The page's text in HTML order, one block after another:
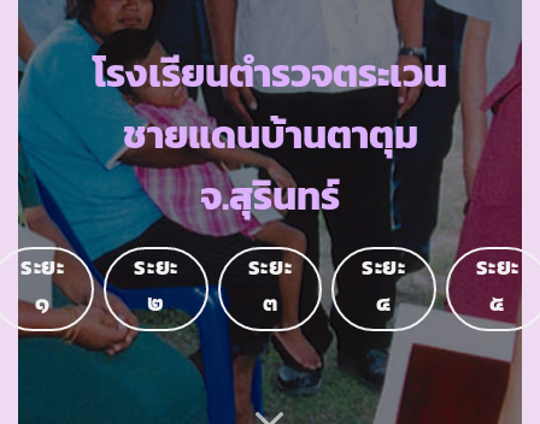
โรงเรียนตำรวจตระเวน
ชายแดนบ้านตาตุม
จ.สุรินทร์
ระยะ
๑
ระยะ
๒
ระยะ
๓
ระยะ
๔
ระยะ
๕